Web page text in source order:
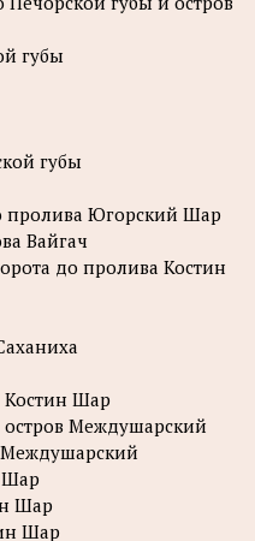
губы
губы
пролива Югорский Шар
Вайгач
до пролива Костин
Костин Шар
Междушарский
Шар
Шар
Шар